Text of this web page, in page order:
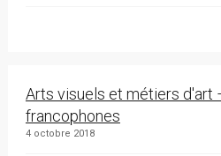
Arts visuels et métiers d'art
francophones
4 octobre 2018